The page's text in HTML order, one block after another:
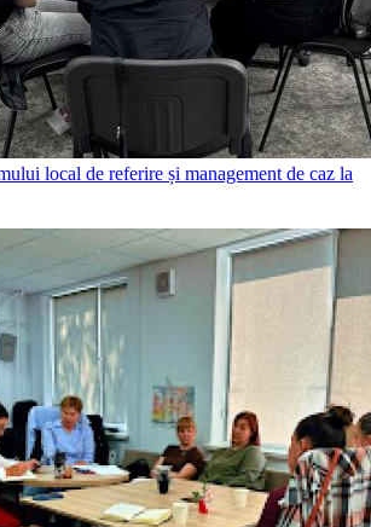
local de referire și management de caz la